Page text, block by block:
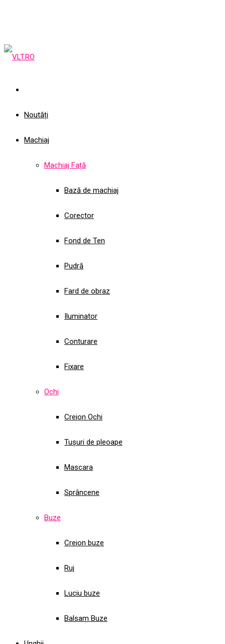
Noutăți
Machiaj
Machiaj Față
Bază de machiaj
Corector
Fond de Ten
Pudră
Fard de obraz
Iluminator
Conturare
Fixare
Ochi
Creion Ochi
Tușuri de pleoape
Mascara
Sprâncene
Buze
Creion buze
Ruj
Luciu buze
Balsam Buze